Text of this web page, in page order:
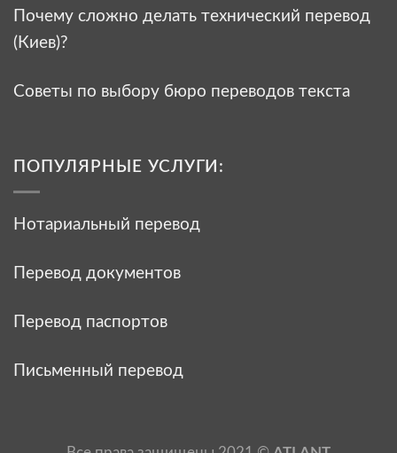
Почему сложно делать технический перевод
(Киев)?
Советы по выбору бюро переводов текста
ПОПУЛЯРНЫЕ УСЛУГИ:
Нотариальный перевод
Перевод документов
Перевод паспортов
Письменный перевод